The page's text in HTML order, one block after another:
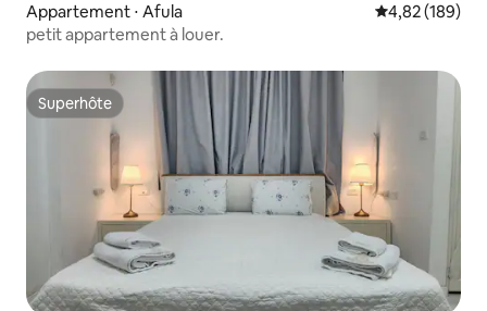
Appartement ⋅ Afula Évaluation
4,82 (189)
petit appartement à louer.
Superhôte
Superhôte